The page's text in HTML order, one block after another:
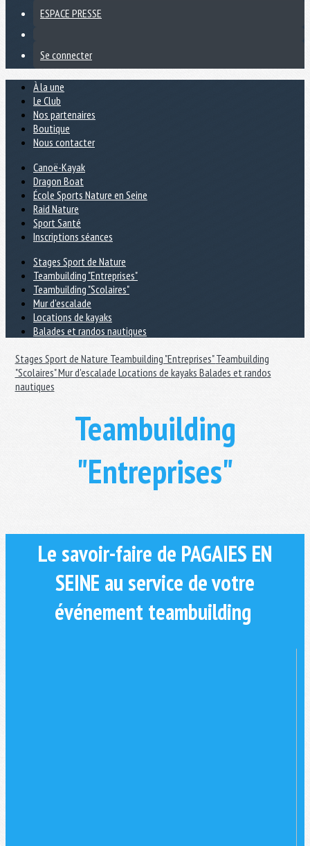
ESPACE PRESSE
Se connecter
À la une
Le Club
Nos partenaires
Boutique
Nous contacter
Canoë-Kayak
Dragon Boat
École Sports Nature en Seine
Raid Nature
Sport Santé
Inscriptions séances
Stages Sport de Nature
Teambuilding "Entreprises"
Teambuilding "Scolaires"
Mur d'escalade
Locations de kayaks
Balades et randos nautiques
Stages Sport de Nature Teambuilding "Entreprises"Teambuilding
"Scolaires"Mur d'escalade Locations de kayaks Balades et randos
nautiques
Teambuilding
"Entreprises"
Le savoir-faire de PAGAIES EN
SEINE au service de votre
événement teambuilding